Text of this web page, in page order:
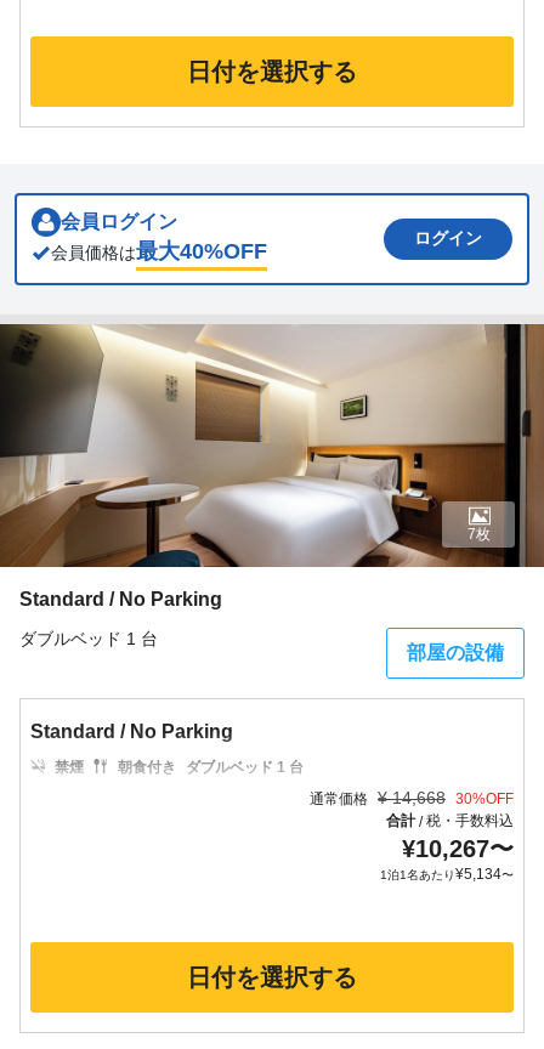
日付を選択する
会員ログイン
会員価格は最大40%OFF
ログイン
Standard / No Parking
ダブルベッド 1 台
部屋の設備
7枚
Standard / No Parking
禁煙 朝食付き
ダブルベッド 1 台
通常価格 ¥ 14,668 30%OFF
合計/税・手数料込
¥10,267〜
1泊1名あたり¥5,134〜
日付を選択する